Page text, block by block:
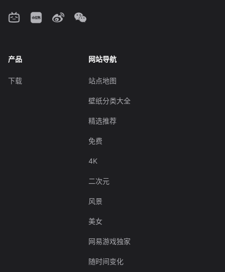
产品
下载
网站导航
站点地图
壁纸分类大全
精选推荐
免费
4K
二次元
风景
美女
网易游戏独家
随时间变化